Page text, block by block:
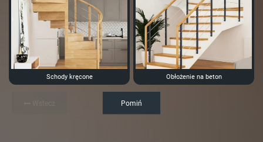
Schody kręcone Obłożenie na beton
Pomiń